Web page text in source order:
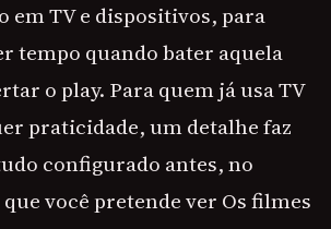
TV e dispositivos, para
tempo quando bater aquela
o play. Para quem já usa TV
praticidade, um detalhe faz
configurado antes, no
você pretende ver Os filmes